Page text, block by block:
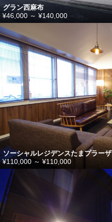
グラン西麻布
¥46,000 ～ ¥140,000
ソーシャルレジデンスたまプラーザ
¥110,000 ～ ¥110,000